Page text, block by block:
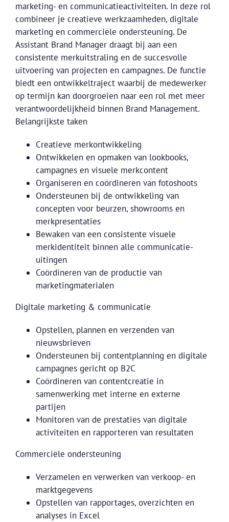
marketing- en communicatieactiviteiten. In deze rol
combineer je creatieve werkzaamheden, digitale
marketing en commerciële ondersteuning. De
Assistant Brand Manager draagt bij aan een
consistente merkuitstraling en de succesvolle
uitvoering van projecten en campagnes. De functie
biedt een ontwikkeltraject waarbij de medewerker
op termijn kan doorgroeien naar een rol met meer
verantwoordelijkheid binnen Brand Management.
Belangrijkste taken
Creatieve merkontwikkeling
Ontwikkelen en opmaken van lookbooks,
campagnes en visuele merkcontent
Organiseren en coördineren van fotoshoots
Ondersteunen bij de ontwikkeling van
concepten voor beurzen, showrooms en
merkpresentaties
Bewaken van een consistente visuele
merkidentiteit binnen alle communicatie-
uitingen
Coördineren van de productie van
marketingmaterialen
Digitale marketing & communicatie
Opstellen, plannen en verzenden van
nieuwsbrieven
Ondersteunen bij contentplanning en digitale
campagnes gericht op B2C
Coördineren van contentcreatie in
samenwerking met interne en externe
partijen
Monitoren van de prestaties van digitale
activiteiten en rapporteren van resultaten
Commerciële ondersteuning
Verzamelen en verwerken van verkoop- en
marktgegevens
Opstellen van rapportages, overzichten en
analyses in Excel